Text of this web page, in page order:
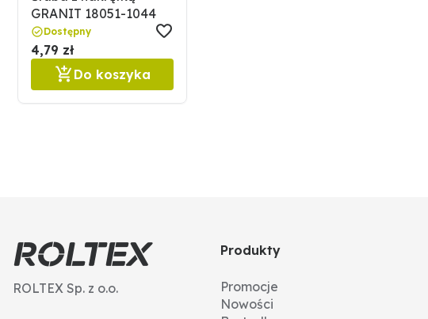
GRANIT 18051-1044
Dostępny
4,79 zł
Do koszyka
ROLTEX Sp. z o.o.
Produkty
Promocje
Nowości